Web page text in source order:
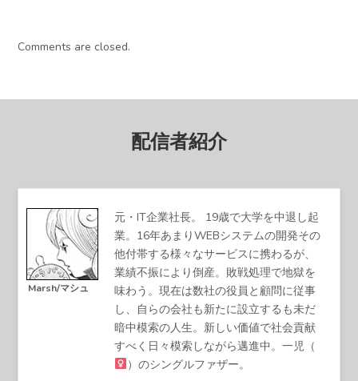
Comments are closed.
配信者紹介
Marsh/マシュ
元・IT企業社長。 19歳で大学を中退し起
業。16年あまりWEBシステムの開発その
他付帯する様々なサービスに携わるが、
業績不振により倒産。敗戦処理で地獄を
味わう。現在は数社の役員と顧問に従事
し、自らの会社も新たに設立するも未だ
暗中模索の人生。新しい価値で社会貢献
すべく日々模索しながら邁進中。一児（
）のシングルファザー。